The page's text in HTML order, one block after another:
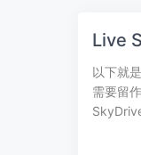
Live
以下就
需要留